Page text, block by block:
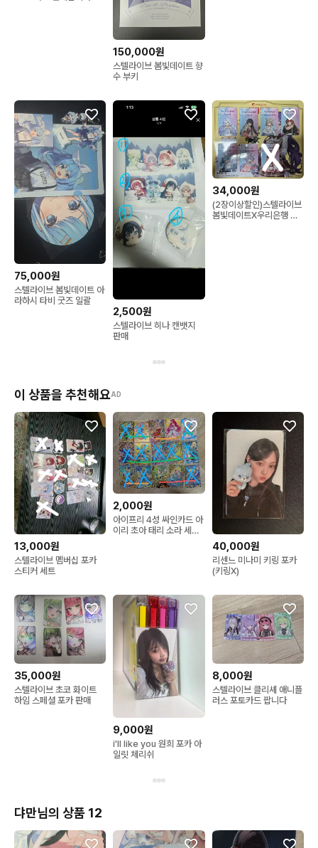
150,000원
스텔라이브 봄빛데이트 향
수 부키
75,000원
스텔라이브 봄빛데이트 아
라하시 타비 굿즈 일괄
2,500원
스텔라이브 히나 캔뱃지
판매
34,000원
(2장이상할인)스텔라이브
봄빛데이트X우리은행 포
이 상품을 추천해요AD
13,000원
스텔라이브 멤버십 포카
스티커 세트
2,000원
아이프리 4성 싸인카드 아
이리 초아 태리 소라 세빈
40,000원
리센느 미나미 키링 포카
(키링X)
35,000원
스텔라이브 초코 화이트
하임 스페셜 포카 판매
9,000원
i'll like you 원희 포카 아
일릿 체리쉬
8,000원
스텔라이브 클리셰 애니플
러스 포토카드 팝니다
댜만님의 상품 12